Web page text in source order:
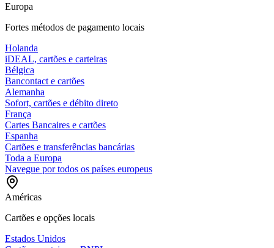
Europa
Fortes métodos de pagamento locais
Holanda
iDEAL, cartões e carteiras
Bélgica
Bancontact e cartões
Alemanha
Sofort, cartões e débito direto
França
Cartes Bancaires e cartões
Espanha
Cartões e transferências bancárias
Toda a Europa
Navegue por todos os países europeus
Américas
Cartões e opções locais
Estados Unidos